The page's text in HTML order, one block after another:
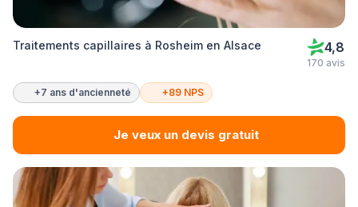
Traitements capillaires à Rosheim en Alsace 4,8
170 avis
+7 ans d'ancienneté +89 NPS
Je veux un devis gratuit